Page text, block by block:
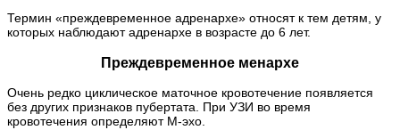
Термин «преждевременное адренархе» относят к тем детям, у
которых наблюдают адренархе в возрасте до 6 лет.
Преждевременное менархе
Очень редко циклическое маточное кровотечение появляется
без других признаков пубертата. При УЗИ во время
кровотечения определяют М-эхо.